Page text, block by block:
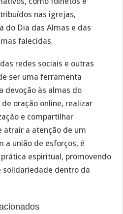
nas igrejas,
do Dia das Almas e das
falecidas.
redes sociais e outras
ser uma ferramenta
devoção às almas do
oração online, realizar
e compartilhar
atrair a atenção de um
a união de esforços, é
espiritual, promovendo
solidariedade dentro da